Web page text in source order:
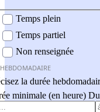
Temps plein
Temps partiel
Non renseignée
la durée
minimale (en heure)